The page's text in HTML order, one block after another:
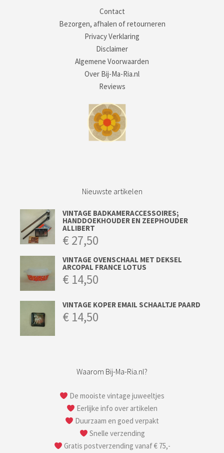
Contact
Bezorgen, afhalen of retourneren
Privacy Verklaring
Disclaimer
Algemene Voorwaarden
Over Bij-Ma-Ria.nl
Reviews
Nieuwste artikelen
VINTAGE BADKAMERACCESSOIRES;
HANDDOEKHOUDER EN ZEEPHOUDER
ALLIBERT
€27,50
VINTAGE OVENSCHAAL MET DEKSEL
ARCOPAL FRANCE LOTUS
€ 14,50
VINTAGE KOPER EMAIL SCHAALTJE PAARD
€ 14,50
Waarom Bij-Ma-Ria.nl?
De mooiste vintage juweeltjes
Eerlijke info over artikelen
Duurzaam en goed verpakt
Snelle verzending
Gratis postverzending vanaf € 75,-